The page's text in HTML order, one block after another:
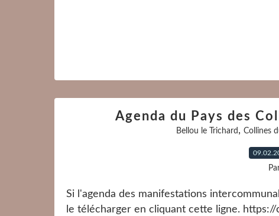
Agenda du Pays des
Bellou le Trichard , Collines
Si l'agenda des manifestations
le télécharger en cliquant cette ligne.